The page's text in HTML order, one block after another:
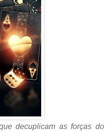
decuplicam as forças do